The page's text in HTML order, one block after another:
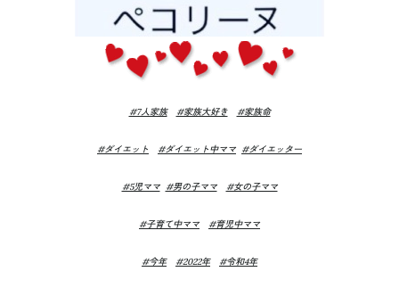
#7人家族 #家族大好き #家族命
#ダイエット #ダイエット中ママ #ダイエッター
#5児ママ #男の子ママ #女の子ママ
#子育て中ママ #育児中ママ
#今年 #2022年 #令和4年